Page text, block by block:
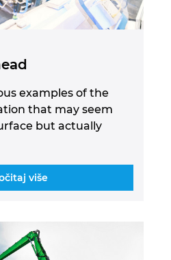
examples of the
that may seem
but actually
više